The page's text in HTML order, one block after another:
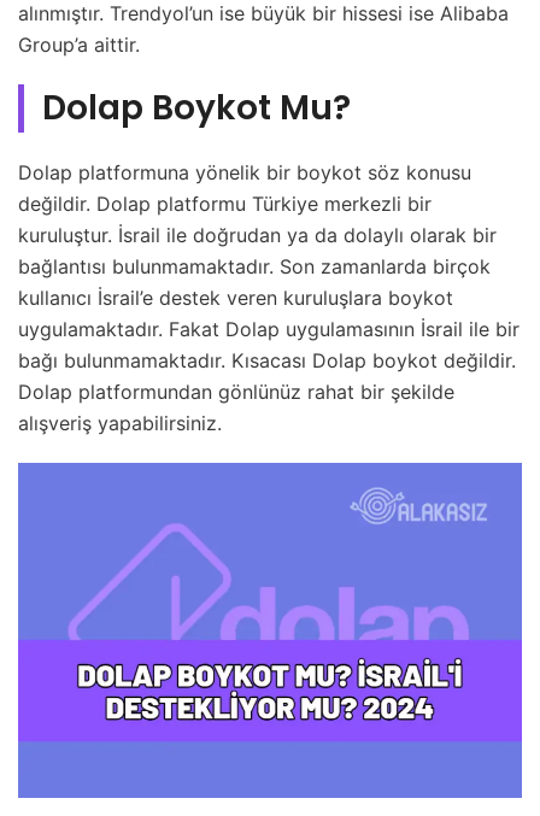
alınmıştır. Trendyol’un ise büyük bir hissesi ise Alibaba
Group’a aittir.
Dolap Boykot Mu?
Dolap platformuna yönelik bir boykot söz konusu
değildir. Dolap platformu Türkiye merkezli bir
kuruluştur. İsrail ile doğrudan ya da dolaylı olarak bir
bağlantısı bulunmamaktadır. Son zamanlarda birçok
kullanıcı İsrail’e destek veren kuruluşlara boykot
uygulamaktadır. Fakat Dolap uygulamasının İsrail ile bir
bağı bulunmamaktadır. Kısacası Dolap boykot değildir.
Dolap platformundan gönlünüz rahat bir şekilde
alışveriş yapabilirsiniz.